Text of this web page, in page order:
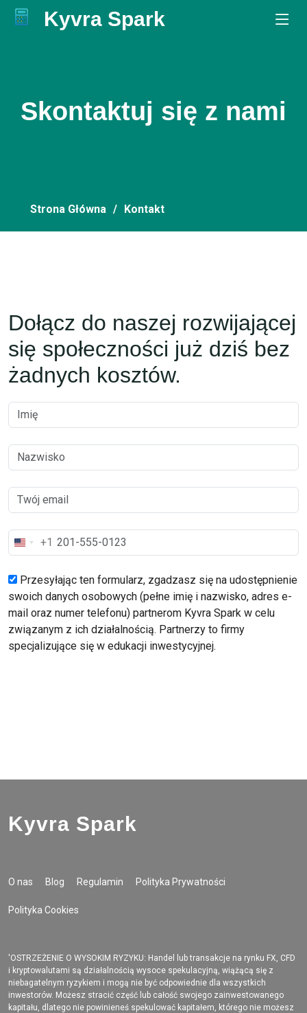
Kyvra Spark
Skontaktuj się z nami
Strona Główna Kontakt
Dołącz do naszej rozwijającej
się społeczności już dziś bez
żadnych kosztów.
United
+1
+1
Przesyłając ten formularz, zgadzasz się na udostępnienie
swoich danych osobowych (pełne imię i nazwisko, adres e-
mail oraz numer telefonu) partnerom Kyvra Spark w celu
związanym z ich działalnością. Partnerzy to firmy
specjalizujące się w edukacji inwestycyjnej.
Kyvra Spark
O nas Blog Regulamin Polityka Prywatności
Polityka Cookies
'OSTRZEŻENIE O WYSOKIM RYZYKU: Handel lub transakcje na rynku FX, CFD
i kryptowalutami są działalnością wysoce spekulacyjną, wiążącą się z
niebagatelnym ryzykiem i mogą nie być odpowiednie dla wszystkich
inwestorów. Możesz stracić część lub całość swojego zainwestowanego
kapitału, dlatego nie powinieneś spekulować kapitałem, którego nie możesz